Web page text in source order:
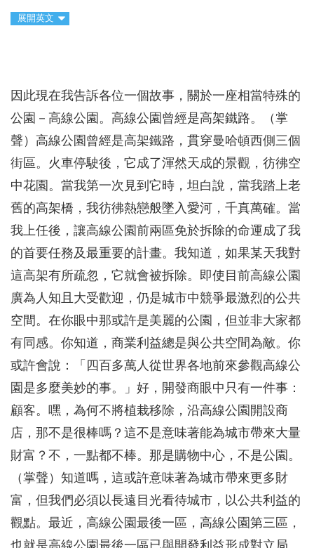
展開英文
因此現在我告訴各位一個故事，關於一座相當特殊的
公園－高線公園。高線公園曾經是高架鐵路。（掌
聲）高線公園曾經是高架鐵路，貫穿曼哈頓西側三個
街區。火車停駛後，它成了渾然天成的景觀，彷彿空
中花園。當我第一次見到它時，坦白說，當我踏上老
舊的高架橋，我彷彿熱戀般墜入愛河，千真萬確。當
我上任後，讓高線公園前兩區免於拆除的命運成了我
的首要任務及最重要的計畫。我知道，如果某天我對
這高架有所疏忽，它就會被拆除。即使目前高線公園
廣為人知且大受歡迎，仍是城市中競爭最激烈的公共
空間。在你眼中那或許是美麗的公園，但並非大家都
有同感。你知道，商業利益總是與公共空間為敵。你
或許會說：「四百多萬人從世界各地前來參觀高線公
園是多麼美妙的事。」好，開發商眼中只有一件事：
顧客。嘿，為何不將植栽移除，沿高線公園開設商
店，那不是很棒嗎？這不是意味著能為城市帶來大量
財富？不，一點都不棒。那是購物中心，不是公園。
（掌聲）知道嗎，這或許意味著為城市帶來更多財
富，但我們必須以長遠目光看待城市，以公共利益的
觀點。最近，高線公園最後一區，高線公園第三區，